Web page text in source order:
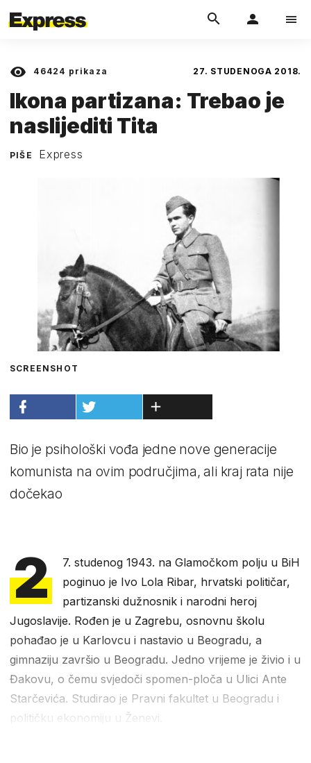
46424 prikaza 27. STUDENOGA 2018.
Ikona partizana: Trebao je
naslijediti Tita
PIŠE Express
SCREENSHOT
Bio je psihološki vođa jedne nove generacije
komunista na ovim područjima, ali kraj rata nije
dočekao
2
7. studenog 1943. na Glamočkom polju u BiH
poginuo je Ivo Lola Ribar, hrvatski političar,
partizanski dužnosnik i narodni heroj
Jugoslavije. Rođen je u Zagrebu, osnovnu školu
pohađao je u Karlovcu i nastavio u Beogradu, a
gimnaziju završio u Beogradu. Jedno vrijeme je živio i u
Đakovu, o čemu svjedoči spomen-ploča u Ulici Ante
Starčevića. Studirao je Pravni fakultet u Beogradu i
političku ekonomiju u Ženevi.